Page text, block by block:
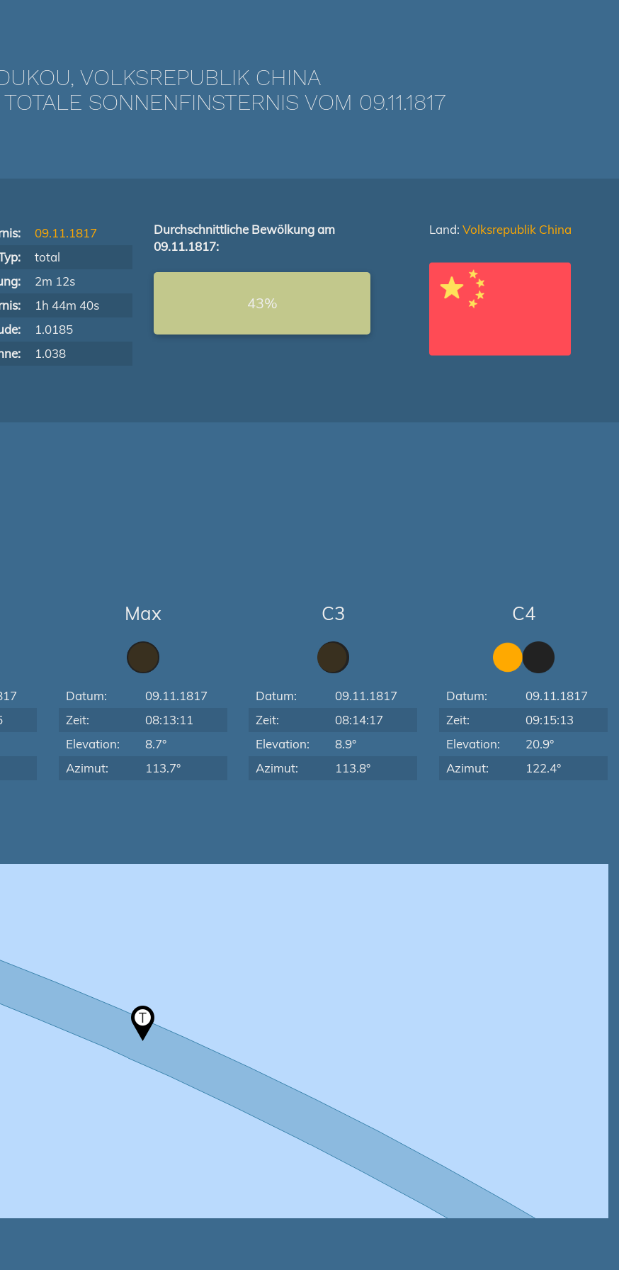
VOLKSREPUBLIK CHINA
SONNENFINSTERNIS VOM 09.11.1817
09.11.1817
total
2m 12s
1h 44m 40s
1.0185
1.038
Durchschnittliche Bewölkung am
09.11.1817:
43%
Land: Volksrepublik China
Max
Datum:
09.11.1817
Zeit:
08:13:11
Elevation:
8.7°
Azimut:
113.7°
C3
Datum:
09.11.1817
Zeit:
08:14:17
Elevation:
8.9°
Azimut:
113.8°
C4
Datum:
09.11.1817
Zeit:
09:15:13
Elevation:
20.9°
Azimut:
122.4°